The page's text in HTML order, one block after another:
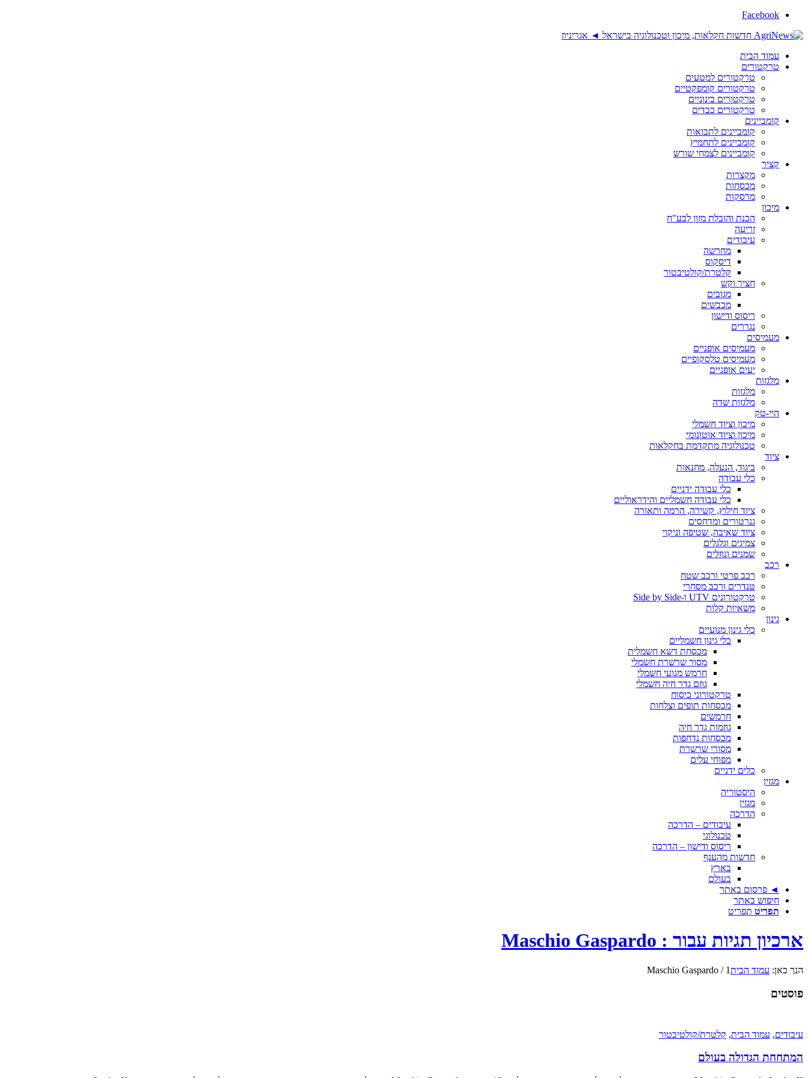
Facebook
עמוד הבית
טרקטורים
טרקטורים למטעים
טרקטורים קומפקטיים
טרקטורים בינוניים
טרקטורים כבדים
קומביינים
קומביינים לתבואות
קומביינים לתחמיץ
קומביינים לצמחי שורש
קציר
מקצרות
מכסחות
מרסקות
מיכון
הכנת והובלת מזון לבע"ח
זריעה
עיבודים
מחרשה
דיסקוס
קלטרת/קולטיבטור
חציר וקש
מגובים
מכבשים
ריסוס ודישון
נגררים
מעמיסים
מעמיסים אופניים
מעמיסים טלסקופיים
יעים אופניים
מלגזות
מלגזות
מלגזות שדה
היי-טק
מיכון וציוד חשמלי
מיכון וציוד אוטונומי
טכנולוגיה מתקדמת בחקלאות
ציוד
ביגוד, הנעלה, מחנאות
כלי עבודה
כלי עבודה ידניים
כלי עבודה חשמליים והידראוליים
ציוד חילוץ, קשירה, הרמה ותאורה
גנרטורים ומדחסים
ציוד שאיבה, שטיפה וניקוי
צמיגים וגלגלים
שמנים ונוזלים
רכב
רכב פרטי ורכב שטח
טנדרים ורכב מסחרי
טרקטורונים UTV ו-Side by Side
משאיות קלות
גינון
כלי גינון מנועיים
כלי גינון חשמליים
מכסחת דשא חשמלית
מסור שרשרת חשמלי
חרמש מנועי חשמלי
גוזם גדר חיה חשמלי
טרקטורוני כיסוח
מכסחות תופים וצלחות
חרמשים
גוזמות גדר חיה
מכסחות נדחפות
מסורי שרשרת
מפוחי עלים
כלים ידניים
מגזין
היסטוריה
מגזין
הדרכה
עיבודים – הדרכה
טכנולוגי
ריסוס ודישון – הדרכה
חדשות מהענף
בארץ
בעולם
◄ פרסום באתר
חיפוש באתר
תפריט תפריט
ארכיון תגיות עבור : Maschio Gaspardo
הנך כאן: עמוד הבית1
/
Maschio Gaspardo
פוסטים
עיבודים, עמוד הבית, קלטרת/קולטיבטור
המתחחת הגדולה בעולם